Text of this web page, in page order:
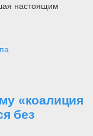
настоящим
«коалиция
без